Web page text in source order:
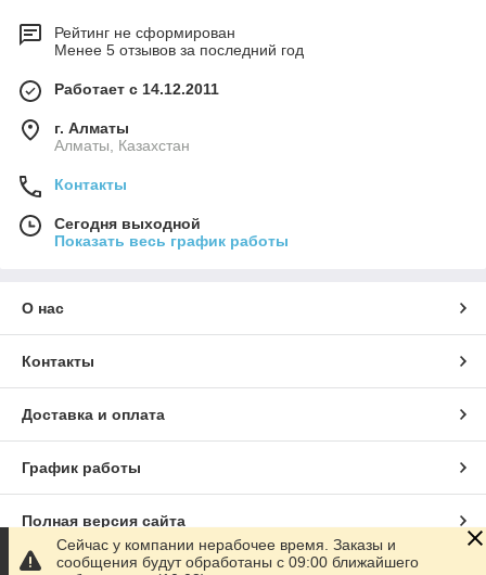
Рейтинг не сформирован
Менее 5 отзывов за последний год
Работает с 14.12.2011
г. Алматы
Алматы, Казахстан
Контакты
Сегодня выходной
Показать весь график работы
О нас
Контакты
Доставка и оплата
График работы
Полная версия сайта
Сейчас у компании нерабочее время. Заказы и
сообщения будут обработаны с 09:00 ближайшего